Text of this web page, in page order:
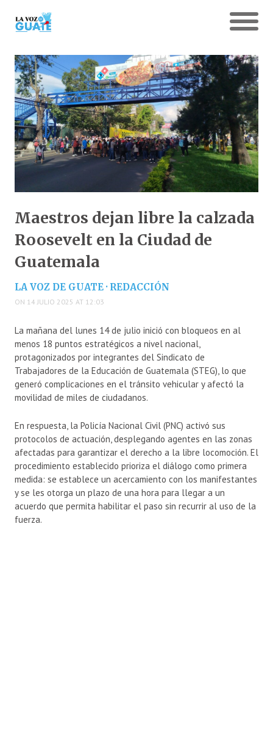
Maestros dejan libre la calzada
Roosevelt en la Ciudad de
Guatemala
LA VOZ DE GUATE · REDACCIÓN
ON 14 JULIO 2025 AT 12:03
La mañana del lunes 14 de julio inició con bloqueos en al
menos 18 puntos estratégicos a nivel nacional,
protagonizados por integrantes del Sindicato de
Trabajadores de la Educación de Guatemala (STEG), lo que
generó complicaciones en el tránsito vehicular y afectó la
movilidad de miles de ciudadanos.
En respuesta, la Policía Nacional Civil (PNC) activó sus
protocolos de actuación, desplegando agentes en las zonas
afectadas para garantizar el derecho a la libre locomoción. El
procedimiento establecido prioriza el diálogo como primera
medida: se establece un acercamiento con los manifestantes
y se les otorga un plazo de una hora para llegar a un
acuerdo que permita habilitar el paso sin recurrir al uso de la
fuerza.